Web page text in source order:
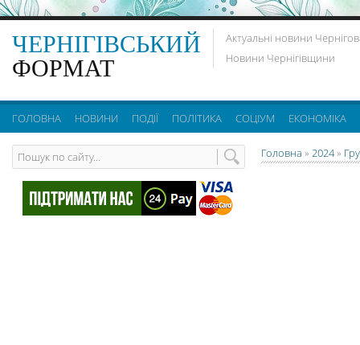
ЧЕРНІГІВСЬКИЙ
ФОРМАТ
Актуальні новини
Новини Чернігівщини
ГОЛОВНА НОВИНИ ПОДІЇ ПОЛІТИКА СОЦІУМ ЕКОНОМІКА
Головна » 2024»